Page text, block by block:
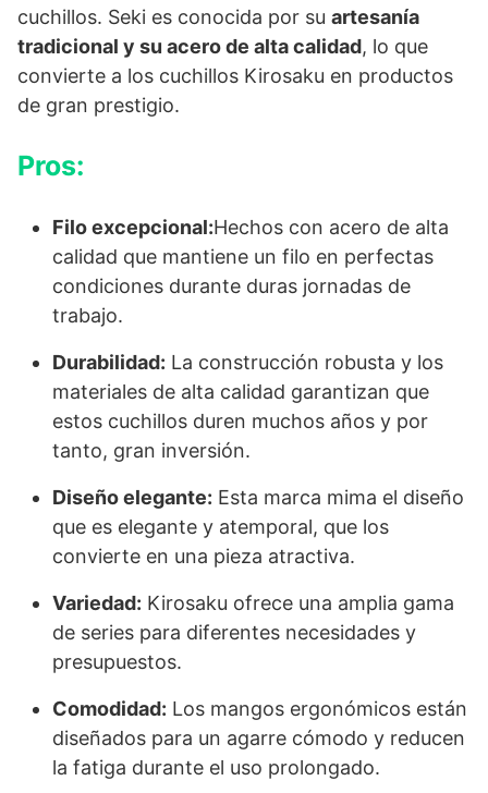
cuchillos. Seki es conocida por su artesanía
tradicional y su acero de alta calidad, lo que
convierte a los cuchillos Kirosaku en productos
de gran prestigio.
Pros:
Filo excepcional:Hechos con acero de alta
calidad que mantiene un filo en perfectas
condiciones durante duras jornadas de
trabajo.
Durabilidad: La construcción robusta y los
materiales de alta calidad garantizan que
estos cuchillos duren muchos años y por
tanto, gran inversión.
Diseño elegante: Esta marca mima el diseño
que es elegante y atemporal, que los
convierte en una pieza atractiva.
Variedad: Kirosaku ofrece una amplia gama
de series para diferentes necesidades y
presupuestos.
Comodidad: Los mangos ergonómicos están
diseñados para un agarre cómodo y reducen
la fatiga durante el uso prolongado.